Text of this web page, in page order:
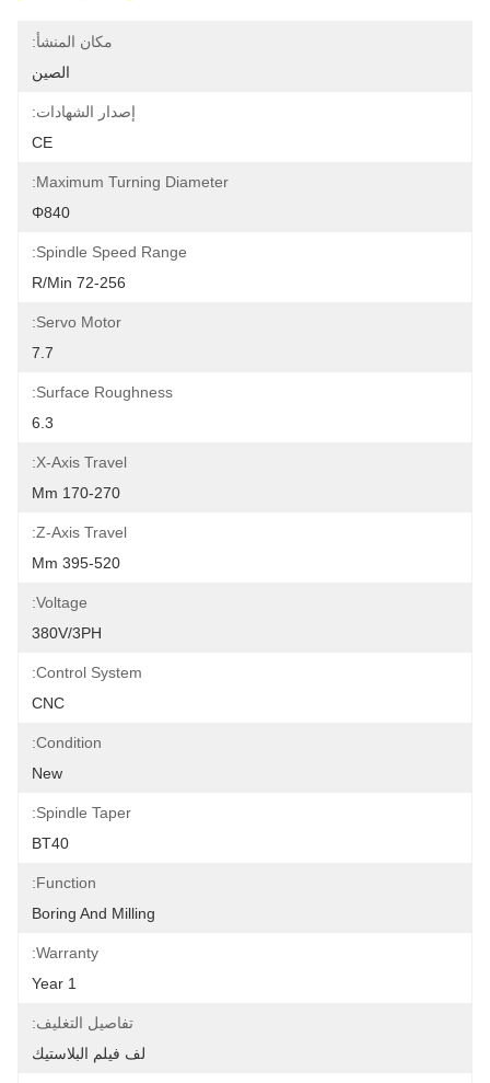
مكان المنشأ:
الصين
إصدار الشهادات:
Maximum Turning Diameter:
Φ840
Spindle Speed Range:
72-256 R/min
Servo Motor:
Surface Roughness:
X-Axis Travel:
170-270 Mm
Z-Axis Travel:
395-520 Mm
Voltage:
380V/3PH
Control System:
CNC
Condition:
New
Spindle Taper:
BT40
Function:
Boring And Milling
Warranty:
تفاصيل التغليف:
لف فيلم البلاستيك